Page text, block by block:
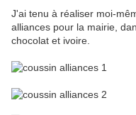
J'ai tenu à réaliser moi-
alliances pour la mairie,
chocolat et ivoire.